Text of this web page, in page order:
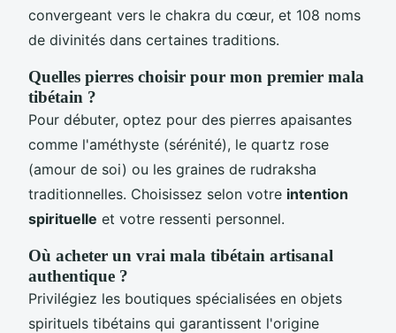
convergeant vers le chakra du cœur, et 108 noms
de divinités dans certaines traditions.
Quelles pierres choisir pour mon premier mala
tibétain ?
Pour débuter, optez pour des pierres apaisantes
comme l'améthyste (sérénité), le quartz rose
(amour de soi) ou les graines de rudraksha
traditionnelles. Choisissez selon votre intention
spirituelle et votre ressenti personnel.
Où acheter un vrai mala tibétain artisanal
authentique ?
Privilégiez les boutiques spécialisées en objets
spirituels tibétains qui garantissent l'origine